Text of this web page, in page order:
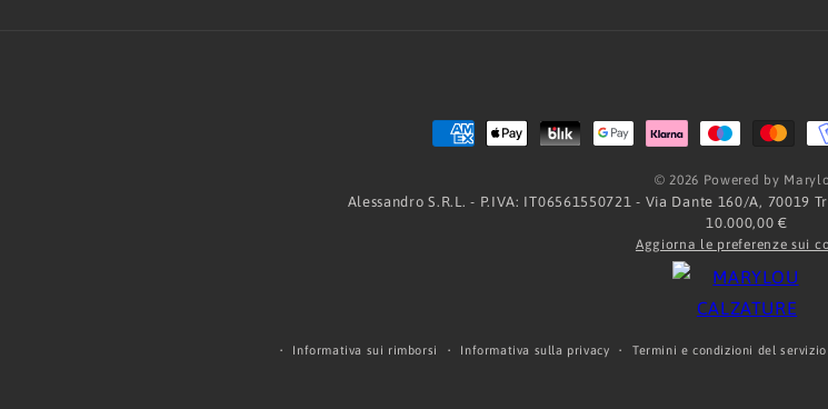
Metodi
© 2026 Powered by
Alessandro S.R.L. - P.IVA: IT06561550721 - Via Dante 160/A, 70019
10.000,00 €
Aggiorna le preferenze sui
Informativa sui rimborsi Informativa sulla privacy Termini e condizioni del servizio